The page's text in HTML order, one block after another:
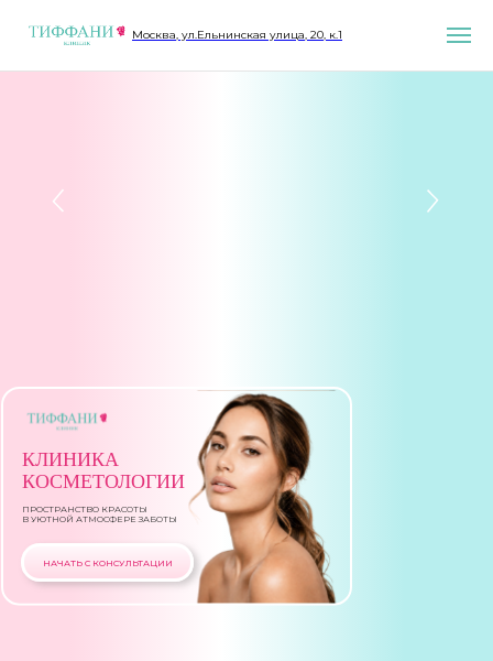
Москва, ул.Ельнинская улица, 20, к.1
КЛИНИКА
КОСМЕТОЛОГИИ
ПРОСТРАНСТВО КРАСОТЫ
В УЮТНОЙ АТМОСФЕРЕ ЗАБОТЫ
НАЧАТЬ С КОНСУЛЬТАЦИИ